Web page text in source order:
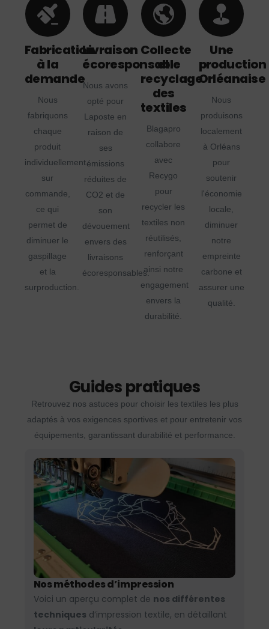
Fabrication
à la
demande
Nous
fabriquons
chaque
produit
individuellement
sur
commande,
ce qui
permet de
diminuer le
gaspillage
et la
surproduction.
Livraison
écoresponsable
Nous avons
opté pour
Laposte en
raison de
ses
émissions
réduites de
CO2 et de
son
dévouement
envers des
livraisons
écoresponsables.
Collecte
et
recyclage
des
textiles
Blagapro
collabore
avec
Recygo
pour
recycler les
textiles non
réutilisés,
renforçant
ainsi notre
engagement
envers la
durabilité.
Une
production
Orléanaise
Nous
produisons
localement
à Orléans
pour
soutenir
l'économie
locale,
diminuer
notre
empreinte
carbone et
assurer une
qualité.
Guides pratiques
Retrouvez nos astuces pour choisir les textiles les plus
adaptés à vos exigences sportives et pour entretenir vos
équipements, garantissant durabilité et performance.
Nos méthodes d’impression
Voici un aperçu complet de nos différentes
techniques d’impression textile, en détaillant